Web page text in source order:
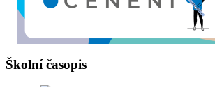
Školní časopis